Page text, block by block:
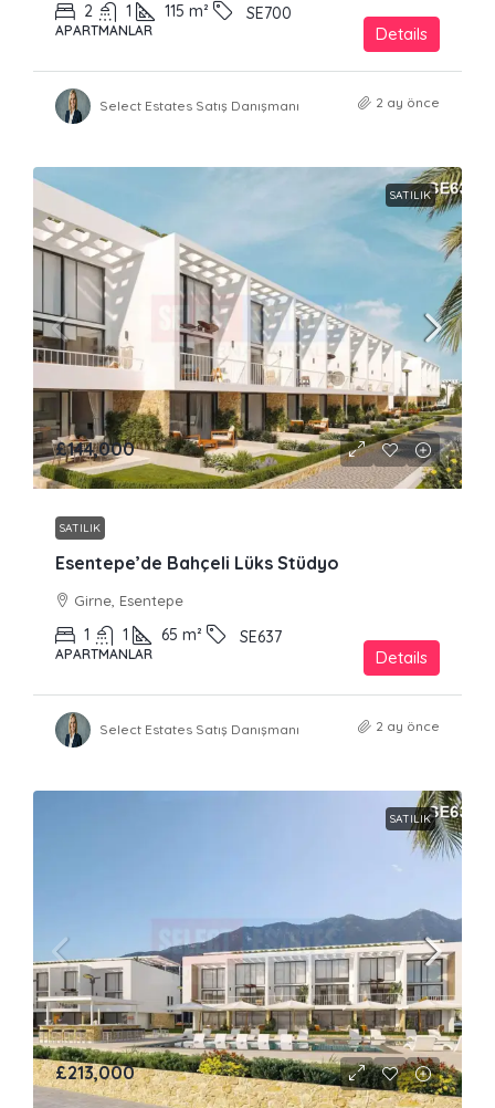
2 1 115 m² SE700
APARTMANLAR Details
Select Estates Satış Danışmanı 2 ay önce
SATILIK
£144,000
SATILIK
Esentepe’de Bahçeli Lüks Stüdyo
Girne, Esentepe
1 1 65 m² SE637
APARTMANLAR Details
Select Estates Satış Danışmanı 2 ay önce
SATILIK
£213,000